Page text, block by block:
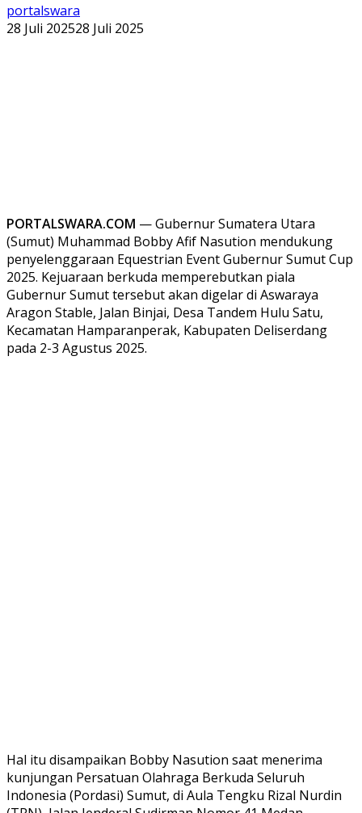
portalswara
28 Juli 202528 Juli 2025
PORTALSWARA.COM — Gubernur Sumatera Utara
(Sumut) Muhammad Bobby Afif Nasution mendukung
penyelenggaraan Equestrian Event Gubernur Sumut Cup
2025. Kejuaraan berkuda memperebutkan piala
Gubernur Sumut tersebut akan digelar di Aswaraya
Aragon Stable, Jalan Binjai, Desa Tandem Hulu Satu,
Kecamatan Hamparanperak, Kabupaten Deliserdang
pada 2-3 Agustus 2025.
Hal itu disampaikan Bobby Nasution saat menerima
kunjungan Persatuan Olahraga Berkuda Seluruh
Indonesia (Pordasi) Sumut, di Aula Tengku Rizal Nurdin